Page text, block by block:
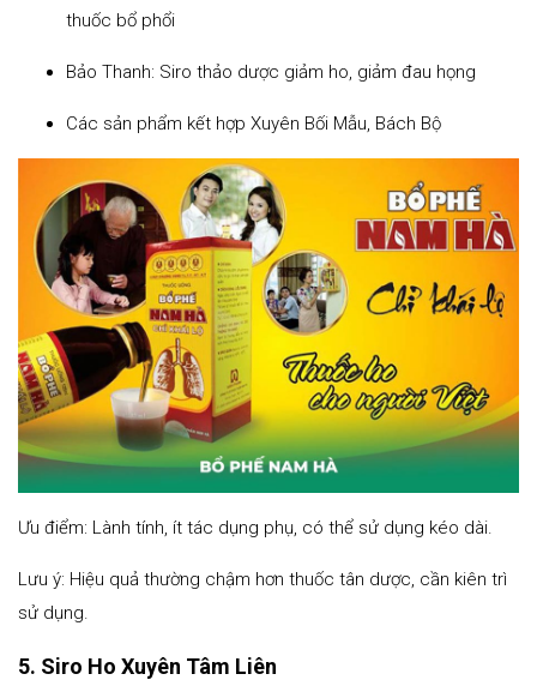
thuốc bổ phổi
Bảo Thanh: Siro thảo dược giảm ho, giảm đau họng
Các sản phẩm kết hợp Xuyên Bối Mẫu, Bách Bộ
Ưu điểm: Lành tính, ít tác dụng phụ, có thể sử dụng kéo dài.
Lưu ý: Hiệu quả thường chậm hơn thuốc tân dược, cần kiên trì
sử dụng.
5. Siro Ho Xuyên Tâm Liên